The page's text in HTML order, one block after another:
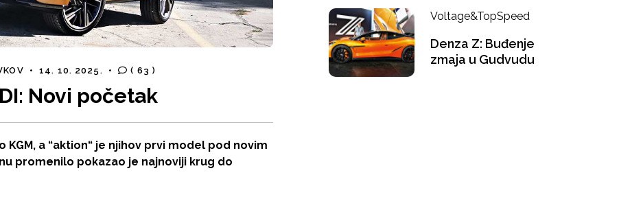
• 14. 10. 2025. • ( 63 )
Novi početak
a “aktion“ je njihov prvi model pod novim
promenilo pokazao je najnoviji krug do
Voltage&TopSpeed
Denza Z: Buđenje
zmaja u Gudvudu